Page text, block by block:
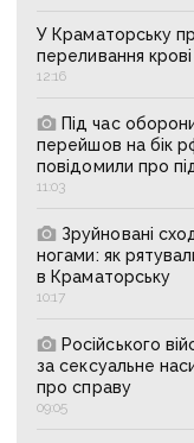
У Краматорську
переливання крові
12:16
Під час
перейшов на бік
повідомили про
11:03
Зруйновані
ногами: як
в Краматорську
10:17
Російського
за сексуальне
про справу
09:05